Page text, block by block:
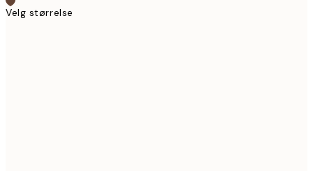
Velg størrelse